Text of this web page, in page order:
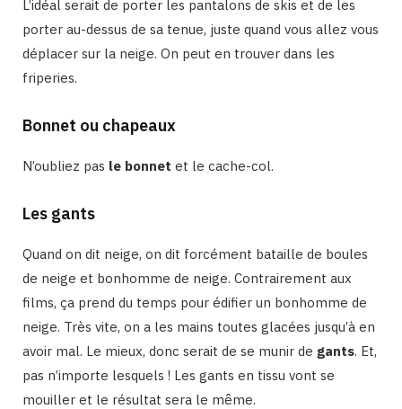
L’idéal serait de porter les pantalons de skis et de les
porter au-dessus de sa tenue, juste quand vous allez vous
déplacer sur la neige. On peut en trouver dans les
friperies.
Bonnet ou chapeaux
N’oubliez pas le bonnet et le cache-col.
Les gants
Quand on dit neige, on dit forcément bataille de boules
de neige et bonhomme de neige. Contrairement aux
films, ça prend du temps pour édifier un bonhomme de
neige. Très vite, on a les mains toutes glacées jusqu’à en
avoir mal. Le mieux, donc serait de se munir de gants. Et,
pas n’importe lesquels ! Les gants en tissu vont se
mouiller et le résultat sera le même.